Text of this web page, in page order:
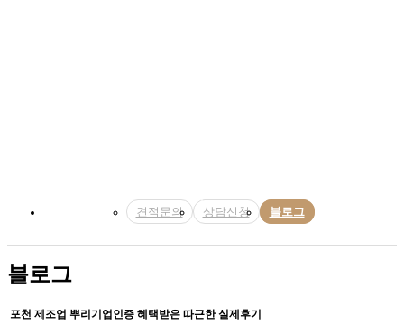
견적문의 상담신청 블로그
블로그
포천 제조업 뿌리기업인증 혜택받은 따근한 실제후기